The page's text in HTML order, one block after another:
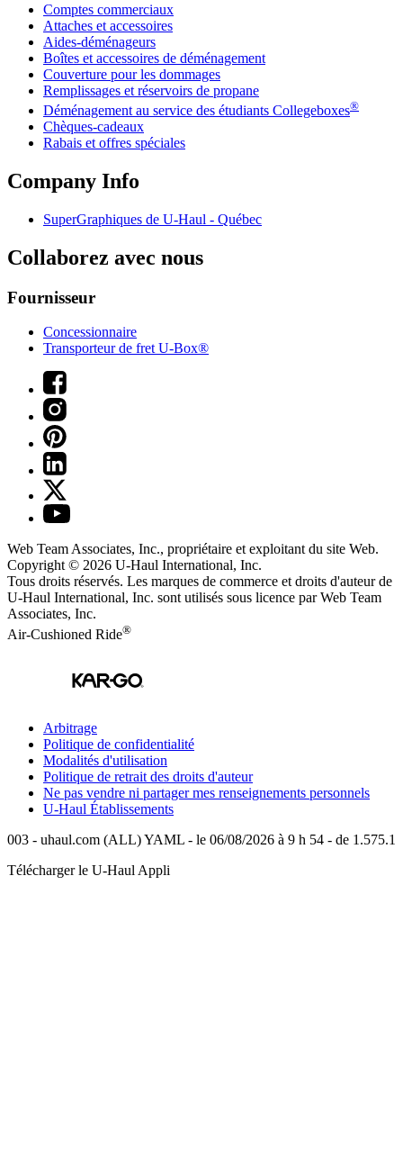
Comptes commerciaux
Attaches et accessoires
Aides-déménageurs
Boîtes et accessoires de déménagement
Couverture pour les dommages
Remplissages et réservoirs de propane
Déménagement au service des étudiants Collegeboxes®
Chèques-cadeaux
Rabais et offres spéciales
Company Info
SuperGraphiques de U-Haul - Québec
Collaborez avec nous
Fournisseur
Concessionnaire
Transporteur de fret U-Box®
Web Team Associates, Inc., propriétaire et exploitant du site Web.
Copyright © 2026 U-Haul International, Inc.
Tous droits réservés. Les marques de commerce et droits d'auteur de
U-Haul International, Inc. sont utilisés sous licence par Web Team
Associates, Inc.
Air-Cushioned Ride®
Arbitrage
Politique de confidentialité
Modalités d'utilisation
Politique de retrait des droits d'auteur
Ne pas vendre ni partager mes renseignements personnels
U-Haul Établissements
003 - uhaul.com (ALL) YAML - le 06/08/2026 à 9 h 54 - de 1.575.1
Télécharger le U-Haul Appli